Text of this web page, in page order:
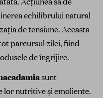
echilibrului natural
de tensiune. Aceasta
parcursul zilei, fiind
de îngrijire.
sunt
nutritive și emoliente.